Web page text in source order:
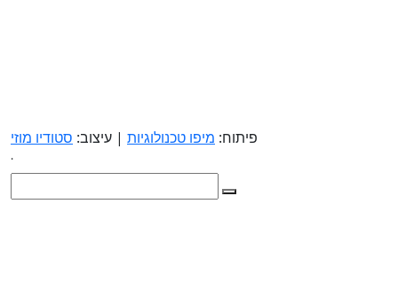
פיתוח: מיפו טכנולוגיות | עיצוב: סטודיו מוזי
.